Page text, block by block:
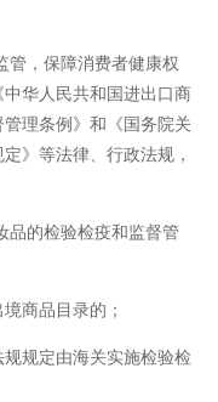
管，保障消费者健康权
华人民共和国进出口商
理条例》和《国务院关
》等法律、行政法规，
品的检验检疫和监督管
商品目录的；
规规定由海关实施检验检